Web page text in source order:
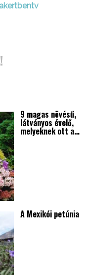
9 magas növésű,
látványos évelő,
melyeknek ott a…
A Mexikói petúnia